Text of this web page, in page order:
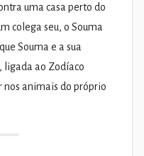
uma casa perto do
colega seu, o Souma
Souma e a sua
ao Zodíaco
nos animais do próprio